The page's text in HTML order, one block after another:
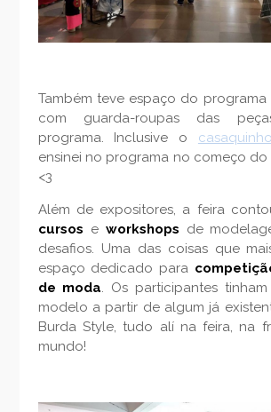
Também teve espaço do programa
com guarda-roupas das
programa. Inclusive o
ensinei no programa no começo do
<3
Além de expositores, a feira
cursos e workshops de
desafios. Uma das coisas que
espaço dedicado para
de moda. Os participantes
modelo a partir de algum já
Burda Style, tudo alí na feira, na
mundo!